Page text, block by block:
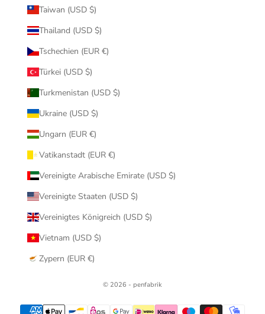
Taiwan (USD $)
Thailand (USD $)
Tschechien (EUR €)
Türkei (USD $)
Turkmenistan (USD $)
Ukraine (USD $)
Ungarn (EUR €)
Vatikanstadt (EUR €)
Vereinigte Arabische Emirate (USD $)
Vereinigte Staaten (USD $)
Vereinigtes Königreich (USD $)
Vietnam (USD $)
Zypern (EUR €)
© 2026 - penfabrik